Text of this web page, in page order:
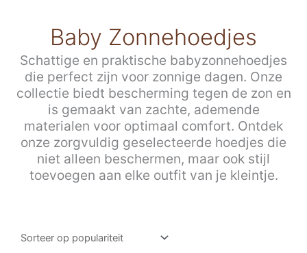
Baby Zonnehoedjes
Schattige en praktische babyzonnehoedjes
die perfect zijn voor zonnige dagen. Onze
collectie biedt bescherming tegen de zon en
is gemaakt van zachte, ademende
materialen voor optimaal comfort. Ontdek
onze zorgvuldig geselecteerde hoedjes die
niet alleen beschermen, maar ook stijl
toevoegen aan elke outfit van je kleintje.